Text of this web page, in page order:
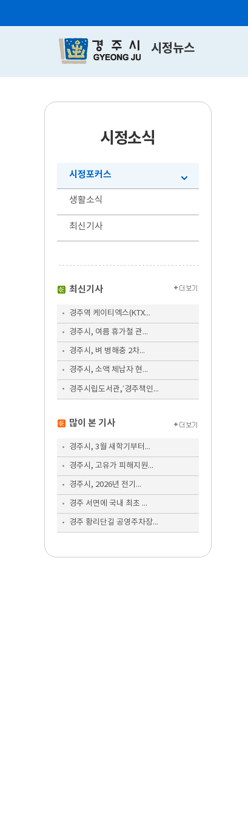
시정뉴스
시정소식
시정포커스
생활소식
최신기사
최신기사
경주역 케이티엑스(KTX...
경주시, 여름 휴가철 관...
경주시, 벼 병해충 2차...
경주시, 소액 체납자 현...
경주시립도서관,‘경주책인...
많이 본 기사
경주시, 3월 새학기부터...
경주시, 고유가 피해지원...
경주시, 2026년 전기...
경주 서면에 국내 최초 ...
경주 황리단길 공영주차장...